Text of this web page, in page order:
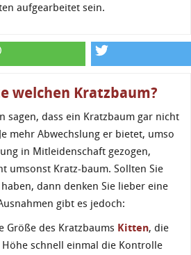
aufgearbeitet sein.
welchen Kratzbaum?
sagen, dass ein Kratzbaum gar nicht
mehr Abwechslung er bietet, umso
in Mitleidenschaft gezogen,
umsonst Kratz-baum. Sollten Sie
dann denken Sie lieber eine
gibt es jedoch:
Größe des Kratzbaums Kitten, die
schnell einmal die Kontrolle